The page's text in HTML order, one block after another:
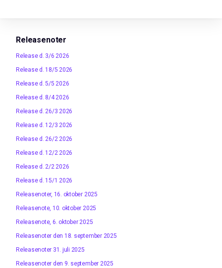
Releasenoter
Release d. 3/6 2026
Release d. 18/5 2026
Release d. 5/5 2026
Release d. 8/4 2026
Release d. 26/3 2026
Release d. 12/3 2026
Release d. 26/2 2026
Release d. 12/2 2026
Release d. 2/2 2026
Release d. 15/1 2026
Releasenoter, 16. oktober 2025
Releasenote, 10. oktober 2025
Releasenote, 6. oktober 2025
Releasenoter den 18. september 2025
Releasenoter 31. juli 2025
Releasenoter den 9. september 2025